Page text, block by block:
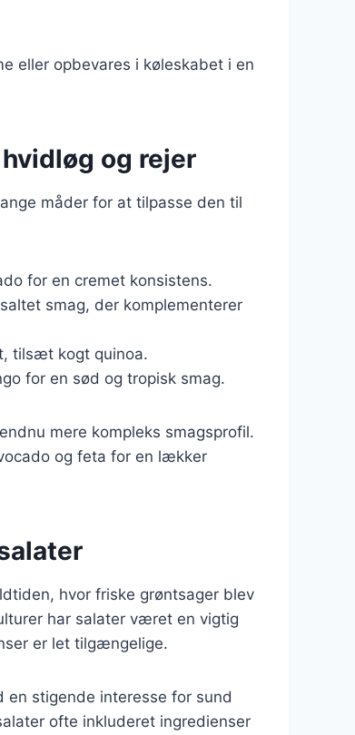
eller opbevares i køleskabet i en
og rejer
måder for at tilpasse den til
for en cremet konsistens.
smag, der komplementerer
tilsæt kogt quinoa.
for en sød og tropisk smag.
mere kompleks smagsprofil.
og feta for en lækker
hvor friske grøntsager blev
har salater været en vigtig
er let tilgængelige.
stigende interesse for sund
ofte inkluderet ingredienser